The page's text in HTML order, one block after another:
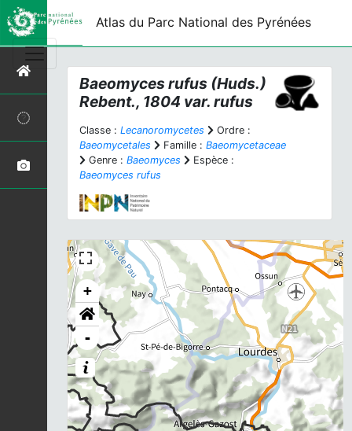
Atlas du Parc National des Pyrénées
Baeomyces rufus (Huds.)
Rebent., 1804 var. rufus
Classe : Lecanoromycetes
Ordre :
Baeomycetales
Famille : Baeomycetaceae
Genre : Baeomyces
Espèce :
Baeomyces rufus
+
-